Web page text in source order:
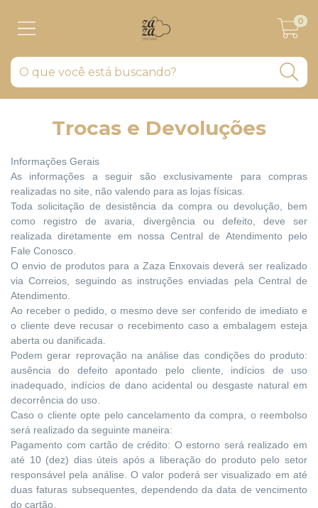
0
Trocas e Devoluções
Informações Gerais
As informações a seguir são exclusivamente para compras
realizadas no site, não valendo para as lojas físicas.
Toda solicitação de desistência da compra ou devolução, bem
como registro de avaria, divergência ou defeito, deve ser
realizada diretamente em nossa Central de Atendimento pelo
Fale Conosco.
O envio de produtos para a Zaza Enxovais deverá ser realizado
via Correios, seguindo as instruções enviadas pela Central de
Atendimento.
Ao receber o pedido, o mesmo deve ser conferido de imediato e
o cliente deve recusar o recebimento caso a embalagem esteja
aberta ou danificada.
Podem gerar reprovação na análise das condições do produto:
ausência do defeito apontado pelo cliente, indícios de uso
inadequado, indícios de dano acidental ou desgaste natural em
decorrência do uso.
Caso o cliente opte pelo cancelamento da compra, o reembolso
será realizado da seguinte maneira:
Pagamento com cartão de crédito: O estorno será realizado em
até 10 (dez) dias úteis após a liberação do produto pelo setor
responsável pela análise. O valor poderá ser visualizado em até
duas faturas subsequentes, dependendo da data de vencimento
do cartão.